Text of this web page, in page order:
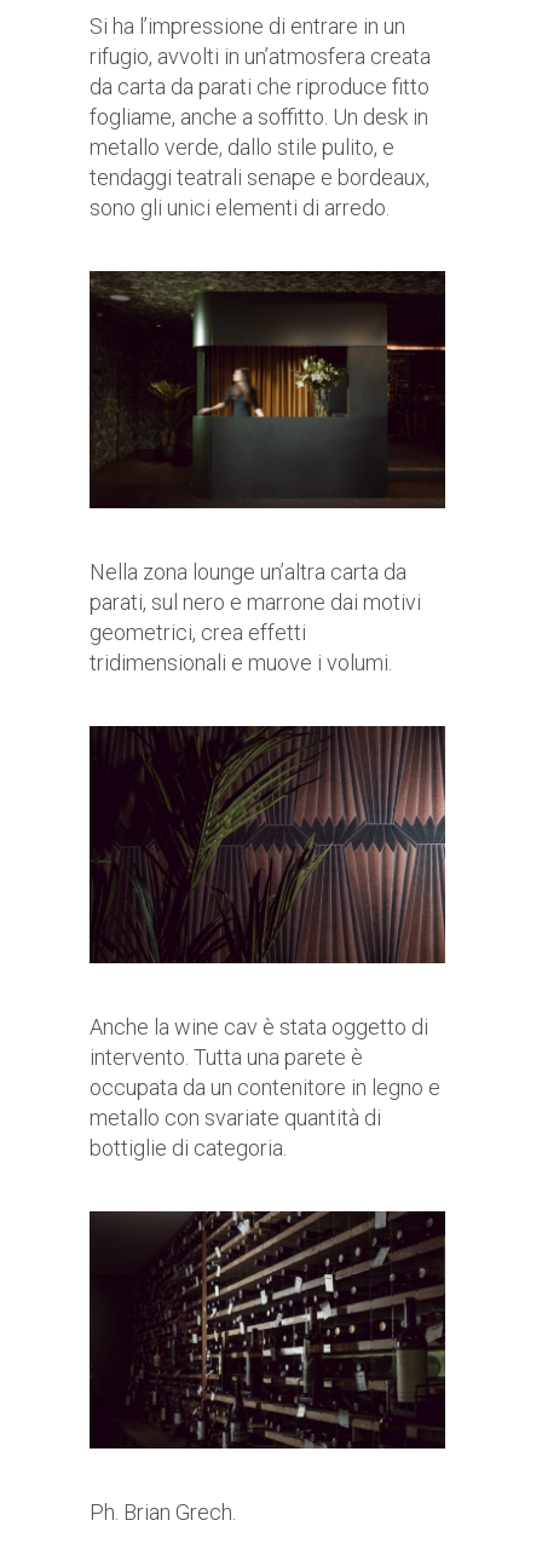
Si ha l’impressione di entrare in un
rifugio, avvolti in un’atmosfera creata
da carta da parati che riproduce fitto
fogliame, anche a soffitto. Un desk in
metallo verde, dallo stile pulito, e
tendaggi teatrali senape e bordeaux,
sono gli unici elementi di arredo.
Nella zona lounge un’altra carta da
parati, sul nero e marrone dai motivi
geometrici, crea effetti
tridimensionali e muove i volumi.
Anche la wine cav è stata oggetto di
intervento. Tutta una parete è
occupata da un contenitore in legno e
metallo con svariate quantità di
bottiglie di categoria.
Ph. Brian Grech.